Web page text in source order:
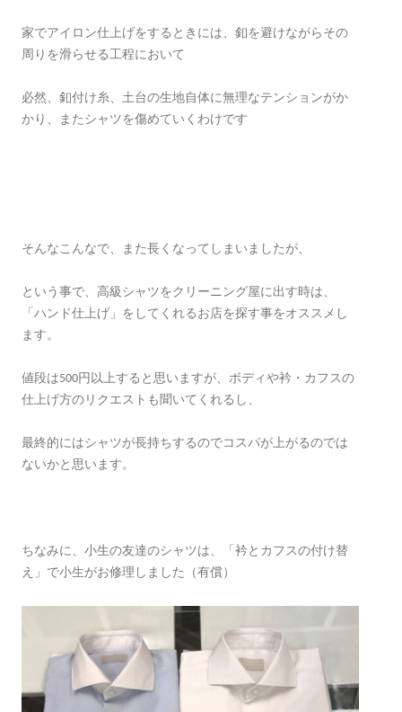
家でアイロン仕上げをするときには、釦を避けながらその
周りを滑らせる工程において
必然、釦付け糸、土台の生地自体に無理なテンションがか
かり、またシャツを傷めていくわけです
そんなこんなで、また長くなってしまいましたが、
という事で、高級シャツをクリーニング屋に出す時は、
「ハンド仕上げ」をしてくれるお店を探す事をオススメし
ます。
値段は500円以上すると思いますが、ボディや衿・カフスの
仕上げ方のリクエストも聞いてくれるし、
最終的にはシャツが長持ちするのでコスパが上がるのでは
ないかと思います。
ちなみに、小生の友達のシャツは、「衿とカフスの付け替
え」で小生がお修理しました（有償）